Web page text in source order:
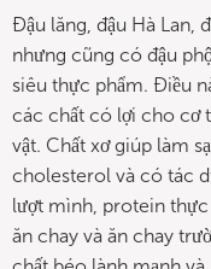
Đậu lăng, đậu Hà Lan,
nhưng cũng có đậu
siêu thực phẩm. Điều
các chất có lợi cho cơ
vật. Chất xơ giúp làm
cholesterol và có tác
lượt mình, protein thực
ăn chay và ăn chay